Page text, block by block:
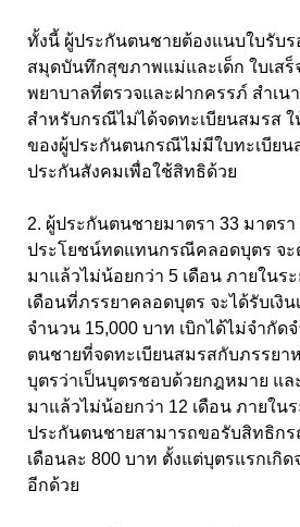
ทั้งนี้ ผู้ประกันตนชายต้องแนบใบรับร
สมุดบันทึกสุขภาพแม่และเด็ก ใบเสร็
พยาบาลที่ตรวจและฝากครรภ์ สำเน
สำหรับกรณีไม่ได้จดทะเบียนสมรส
ของผู้ประกันตนกรณีไม่มีใบทะเบีย
ประกันสังคมเพื่อใช้สิทธิด้วย
2. ผู้ประกันตนชายมาตรา 33 มาตร
ประโยชน์ทดแทนกรณีคลอดบุตร จะ
มาแล้วไม่น้อยกว่า 5 เดือน ภายในร
เดือนที่ภรรยาคลอดบุตร จะได้รับเงิ
จำนวน 15,000 บาท เบิกได้ไม่จำกัด
ตนชายที่จดทะเบียนสมรสกับภรรยา
บุตรว่าเป็นบุตรชอบด้วยกฎหมาย แล
มาแล้วไม่น้อยกว่า 12 เดือน ภายในร
ประกันตนชายสามารถขอรับสิทธิกร
เดือนละ 800 บาท ตั้งแต่บุตรแรกเกิ
อีกด้วย